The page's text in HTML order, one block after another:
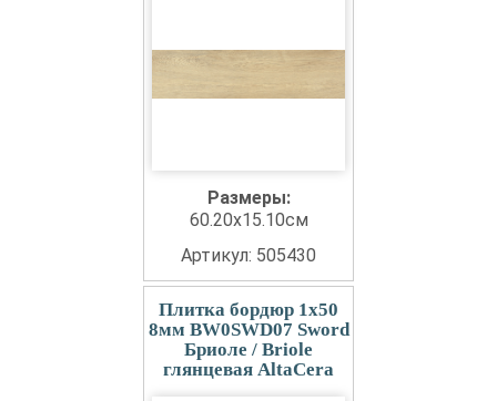
Размеры:
60.20x15.10см
Артикул: 505430
Плитка бордюр 1x50
8мм BW0SWD07 Sword
Бриоле / Briole
глянцевая AltaCera